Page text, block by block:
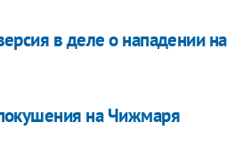
в деле о нападении на
на Чижмаря